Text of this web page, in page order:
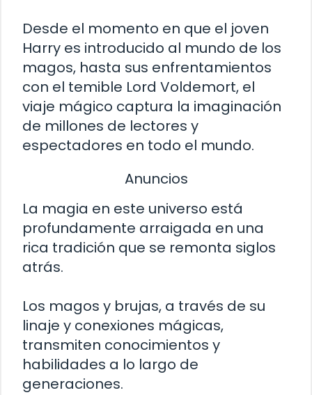
Desde el momento en que el joven
Harry es introducido al mundo de los
magos, hasta sus enfrentamientos
con el temible Lord Voldemort, el
viaje mágico captura la imaginación
de millones de lectores y
espectadores en todo el mundo.
Anuncios
La magia en este universo está
profundamente arraigada en una
rica tradición que se remonta siglos
atrás.
Los magos y brujas, a través de su
linaje y conexiones mágicas,
transmiten conocimientos y
habilidades a lo largo de
generaciones.